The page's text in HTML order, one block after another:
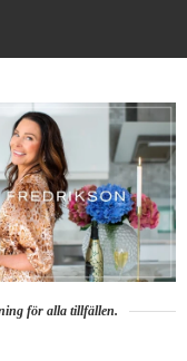
för alla tillfällen.